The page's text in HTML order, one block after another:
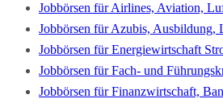
Jobbörsen für Airlines, Aviation,
Jobbörsen für Azubis, Ausbildung,
Jobbörsen für Energiewirtschaft
Jobbörsen für Fach- und
Jobbörsen für Finanzwirtschaft,